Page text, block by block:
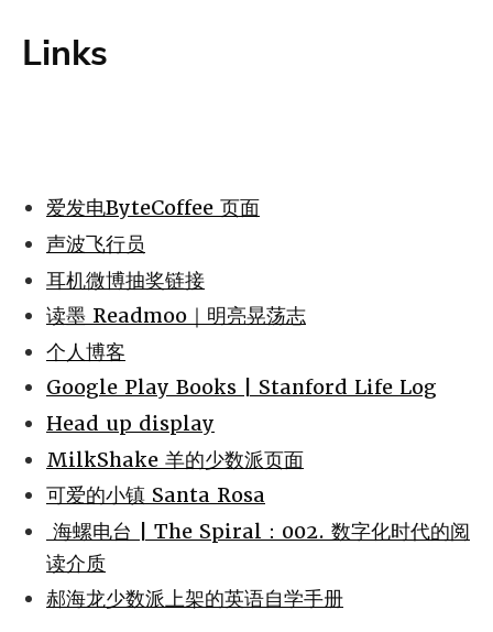
Links
爱发电ByteCoffee 页面
声波飞行员
耳机微博抽奖链接
读墨 Readmoo｜明亮晃荡志
个人博客
Google Play Books | Stanford Life Log
Head up display
MilkShake 羊的少数派页面
可爱的小镇 Santa Rosa
海螺电台 | The Spiral：002. 数字化时代的阅
读介质
郝海龙少数派上架的英语自学手册